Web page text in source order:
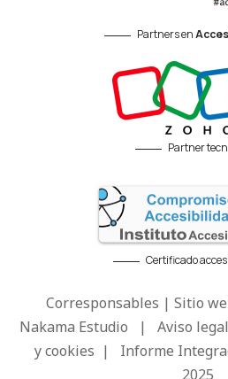
Partners en
Partner
Certificado
Corresponsables | Sitio
Nakama Estudio | Aviso
y cookies | Informe
2025